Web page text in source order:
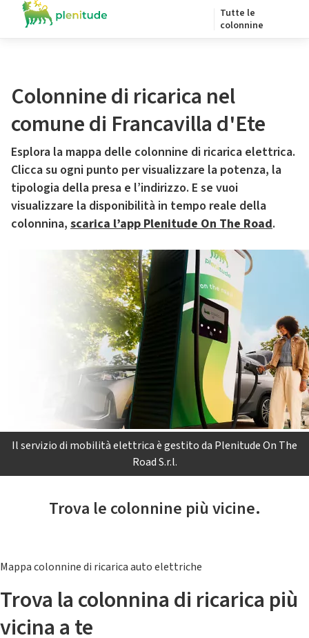
Tutte le
colonnine
Colonnine di ricarica nel
comune di Francavilla d'Ete
Esplora la mappa delle colonnine di ricarica elettrica.
Clicca su ogni punto per visualizzare la potenza, la
tipologia della presa e l’indirizzo. E se vuoi
visualizzare la disponibilità in tempo reale della
colonnina, scarica l’app Plenitude On The Road.
Il servizio di mobilità elettrica è gestito da Plenitude On The
Road S.r.l.
Trova le colonnine più vicine.
Mappa colonnine di ricarica auto elettriche
Trova la colonnina di ricarica più
vicina a te